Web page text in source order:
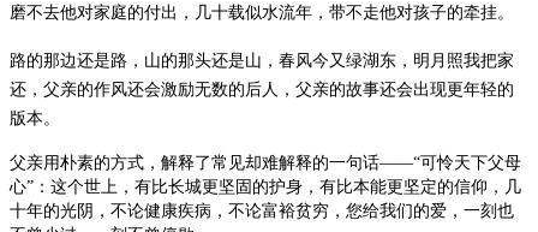
磨不去他对家庭的付出，几十载似水流年，带不走他对孩子的牵挂。
路的那边还是路，山的那头还是山，春风今又绿湖东 ，明月照我把家
还，父亲的作风还会激励无数的后人，父亲的故事还会出现更年轻的
版本。
父亲用朴素的方式，解释了常见却难解释的一句话——“可怜天下父母
心” ：这个世上，有比长城更坚固的护身，有比本能更坚定的信仰，几
十年的光阴，不论健康疾病，不论富裕贫穷，您给我们的爱，一刻也